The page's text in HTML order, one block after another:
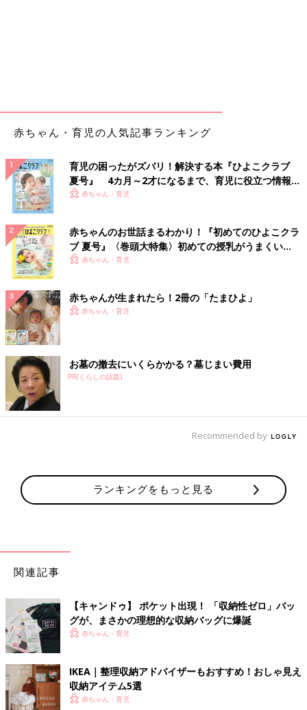
出典：Instagramアカウント「100kinlike」
100kinlikeさんが発売を待ちわびていたというのがこちらのバス
ケット用仕切り。MサイズとLサイズが発売されているとのこと
です。冷蔵庫用仕切りもうまく組み合わせて、さらに自由に仕切
ることができるんだとか。
赤ちゃん・育児の人気記事ランキング
育児の困ったがズバリ！解決する本『ひよこクラブ
夏号』 4カ月～2才になるまで、育児に役立つ情報が
いっぱい！
赤ちゃん・育児
赤ちゃんのお世話まるわかり！『初めてのひよこクラ
ブ 夏号』〈巻頭大特集〉初めての授乳がうまくい
く！ おっぱい・ミルクの基本と夏のトラブル 解決テ
赤ちゃん・育児
赤ちゃんが生まれたら！2冊の「たまひよ」
赤ちゃん・育児
お墓の撤去にいくらかかる？墓じまい費用
PR(くらしの話題)
Recommended by
ランキングをもっと見る
関連記事
【キャンドゥ】 ポケット出現！ 「収納性ゼロ」バッ
グが、まさかの理想的な収納バッグに爆誕
赤ちゃん・育児
IKEA｜整理収納アドバイザーもおすすめ！おしゃ見え
収納アイテム5選
赤ちゃん・育児